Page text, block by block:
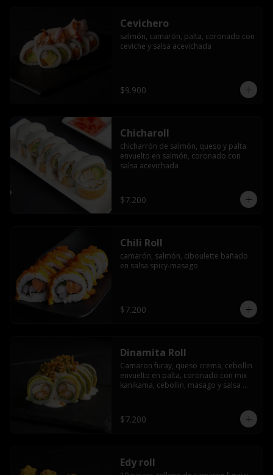
Cevichero
salmón, camarón, palta, coronado con
ceviche y salsa acevichada
$9.900
Chicharoll
chicharrón de salmón, queso y palta
envuelto en salmón, coronado con
salsa acevichada
$7.200
Chili Roll
camarón, salmón, ciboulette bañado
en salsa spicy-masago
$7.200
Dinamita Roll
Camaron furay, queso crema, cebollin
envuelto en palta, coronado con mix
kanikama, cebollin, masago y salsa
$7.200
Edy roll